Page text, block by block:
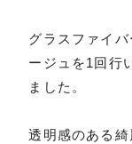
グラスファイ
ージュを1回行
ました。
透明感のある